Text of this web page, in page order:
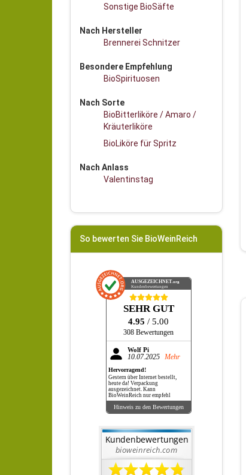
Sonstige BioSäfte
Nach Hersteller
Brennerei Schnitzer
Besondere Empfehlung
BioSpirituosen
Nach Sorte
BioBitterliköre / Amaro /
Kräuterliköre
BioLiköre für Spritz
Nach Anlass
Valentinstag
So bewerten Sie BioWeinReich
AUSGEZEICHNET.org
Kundenbewertungen
SEHR GUT
4.95 / 5.00
308 Bewertungen
Wolf Pi
10.07.2025 Mehr
Hervorragend!
Gestern über Internet bestellt,
heute da! Verpackung
ausgezeichnet. Kann
BioWeinReich nur empfehl
Hinweis zu den Bewertungen